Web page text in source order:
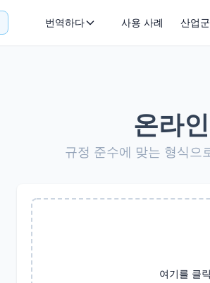
번역하다 사용 사례 산업군
온라
규정 준수에 맞는 형식으
여기를 클